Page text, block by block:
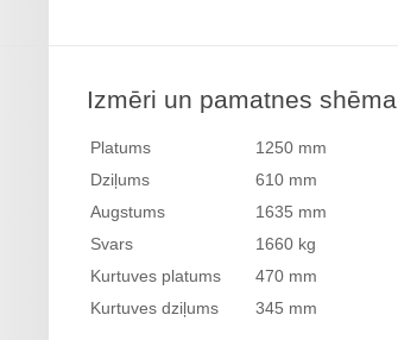
Izmēri un pamatnes shēma
Platums
1250 mm
Dziļums
610 mm
Augstums
1635 mm
Svars
1660 kg
Kurtuves platums
470 mm
Kurtuves dziļums
345 mm